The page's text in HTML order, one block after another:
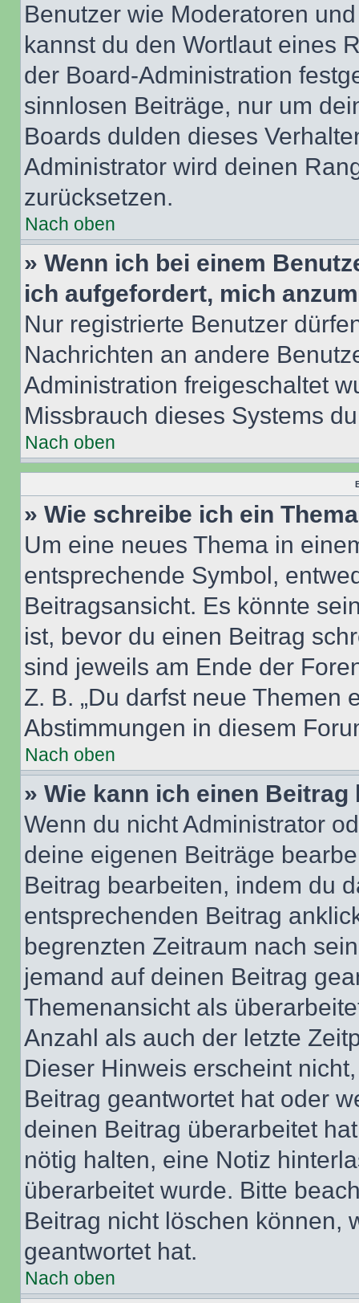
Benutzer wie Moderatoren
kannst du den Wortlaut eines
der Board-Administration
sinnlosen Beiträge, nur um
Boards dulden dieses
Administrator wird deinen
zurücksetzen.
Nach oben
» Wenn ich bei einem
ich aufgefordert, mich
Nur registrierte Benutzer
Nachrichten an andere
Administration freigeschaltet
Missbrauch dieses Systems
Nach oben
» Wie schreibe ich ein
Um eine neues Thema in
entsprechende Symbol,
Beitragsansicht. Es könnte
ist, bevor du einen Beitrag
sind jeweils am Ende der
Z. B. „Du darfst neue Themen
Abstimmungen in diesem
Nach oben
» Wie kann ich einen
Wenn du nicht Administrator
deine eigenen Beiträge
Beitrag bearbeiten, indem du
entsprechenden Beitrag
begrenzten Zeitraum nach
jemand auf deinen Beitrag
Themenansicht als
Anzahl als auch der letzte
Dieser Hinweis erscheint
Beitrag geantwortet hat oder
deinen Beitrag überarbeitet
nötig halten, eine Notiz
überarbeitet wurde. Bitte
Beitrag nicht löschen können,
geantwortet hat.
Nach oben